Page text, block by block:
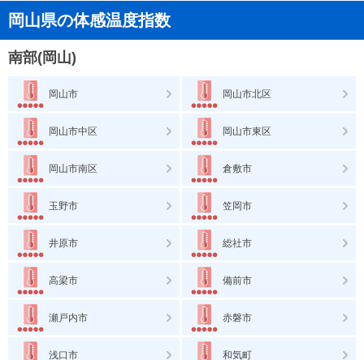
岡山県の体感温度指数
南部(岡山)
岡山市 岡山市北区
岡山市中区 岡山市東区
岡山市南区 倉敷市
玉野市 笠岡市
井原市 総社市
高梁市 備前市
瀬戸内市 赤磐市
浅口市 和気町